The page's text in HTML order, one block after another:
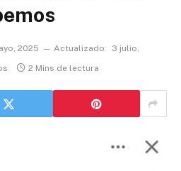
2025 Actualizado:
3 julio,
2 Mins de lectura